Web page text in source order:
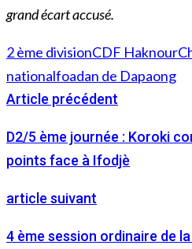
grand écart accusé.
2 ème divisionCDF Haknour
nationalfoadan de Dapaong
Article précédent
D2/5 ème journée : Koroki
points face à Ifodjè
article suivant
4 ème session ordinaire de